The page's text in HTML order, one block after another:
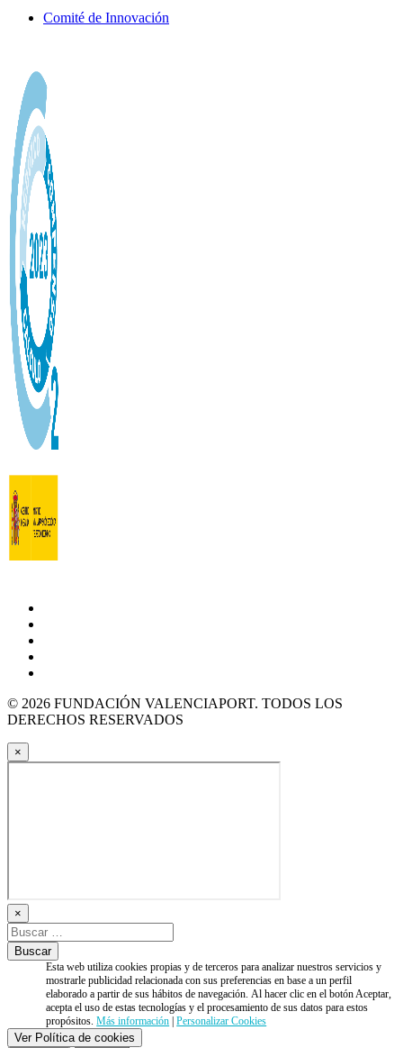
Comité de Innovación
© 2026 FUNDACIÓN VALENCIAPORT. TODOS LOS
DERECHOS RESERVADOS
×
×
Esta web utiliza cookies propias y de terceros para analizar nuestros servicios y
mostrarle publicidad relacionada con sus preferencias en base a un perfil
elaborado a partir de sus hábitos de navegación. Al hacer clic en el botón Aceptar,
acepta el uso de estas tecnologías y el procesamiento de sus datos para estos
propósitos.Más información |Personalizar Cookies
Ver Política de cookies